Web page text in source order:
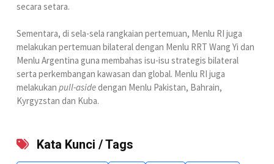
secara setara.
Sementara, di sela-sela rangkaian pertemuan, Menlu RI juga
melakukan pertemuan bilateral dengan Menlu RRT Wang Yi dan
Menlu Argentina guna membahas isu-isu strategis bilateral
serta perkembangan kawasan dan global. Menlu RI juga
melakukan pull-asidedengan Menlu Pakistan, Bahrain,
Kyrgyzstan dan Kuba.
Kata Kunci / Tags